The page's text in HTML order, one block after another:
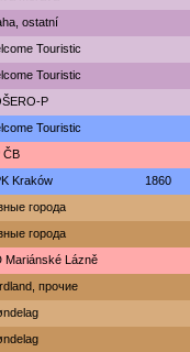
ostatní
Touristic
Touristic
P
Touristic
ČB
Kraków 1860
города
города
Mariánské Lázně
прочие